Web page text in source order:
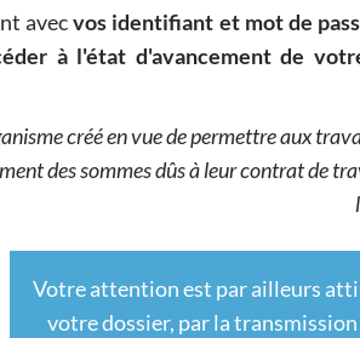
avecvos identifiant et mot de
à l'état d'avancement de
créé en vue de permettre aux
des sommes dûs à leur contrat de
Votre attention est par ailleurs
votre dossier, par la